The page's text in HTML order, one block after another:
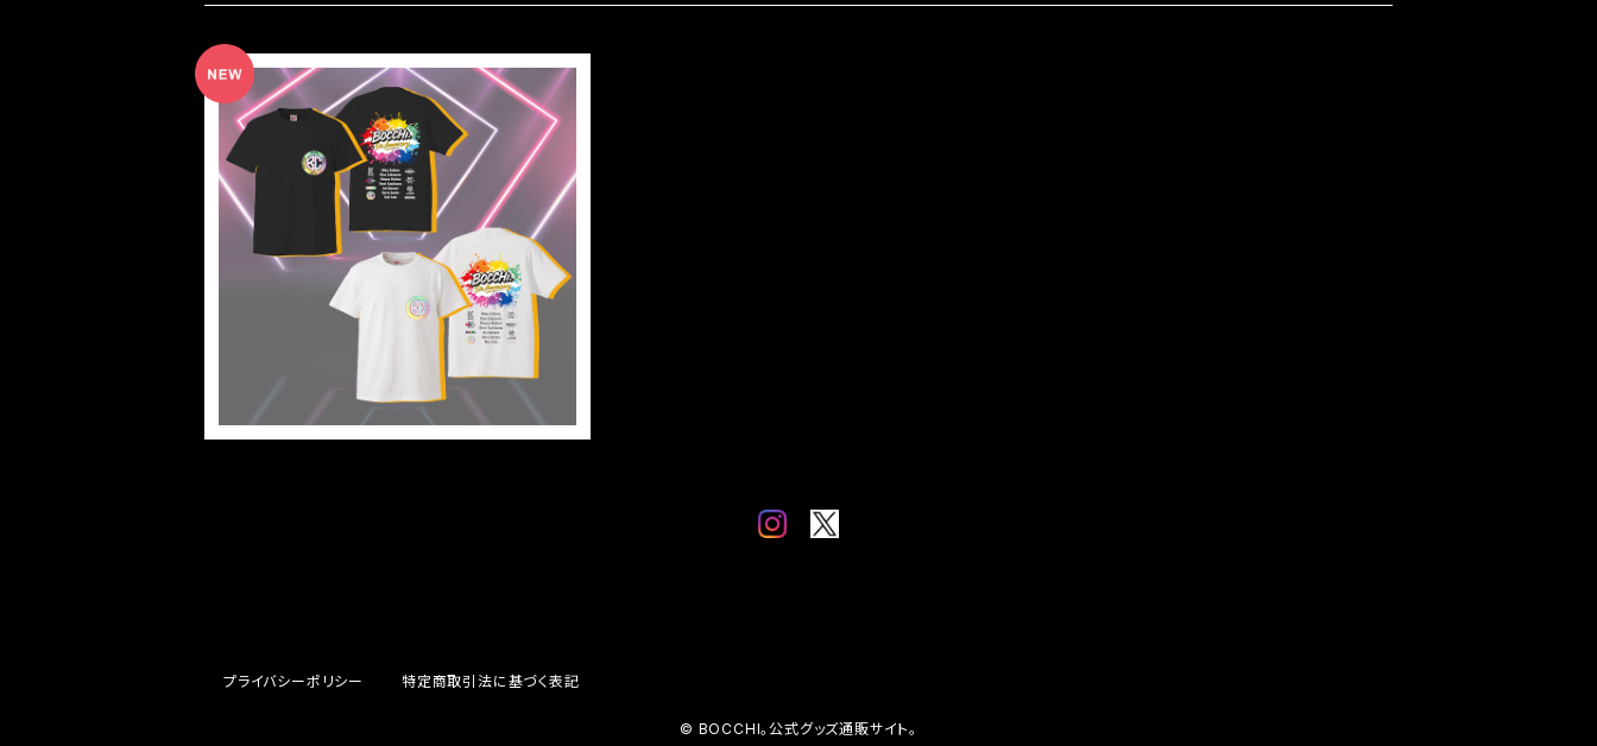
【BOCCHI。5周年ZEPP公演記念】過去を、超
える。5th Anniv. ボッT。
¥5,000
プライバシーポリシー 特定商取引法に基づく表記
© BOCCHI。公式グッズ通販サイト。